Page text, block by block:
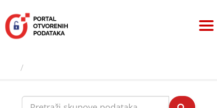
sadržaj